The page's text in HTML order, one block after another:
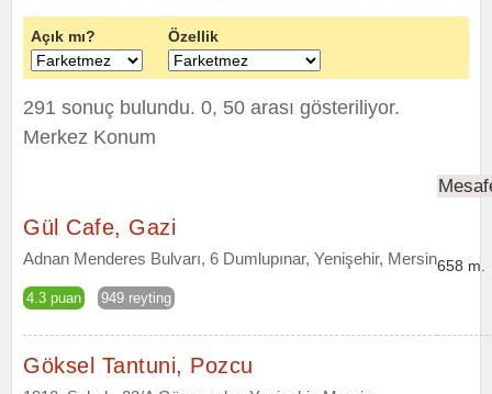
Açık mı? Özellik
291 sonuç bulundu. 0, 50 arası gösteriliyor.
Merkez Konum
Gül Cafe, Gazi
Adnan Menderes Bulvarı, 6 Dumlupınar, Yenişehir, Mersin
4.3 puan 949 reyting
658 m.
Göksel Tantuni, Pozcu